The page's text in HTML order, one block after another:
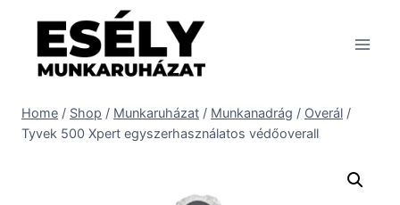
content
Home / Shop / Munkaruházat / Munkanadrág / Overál /
Tyvek 500 Xpert egyszerhasználatos védőoverall